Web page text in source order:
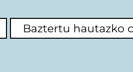
Baztertu hautazko